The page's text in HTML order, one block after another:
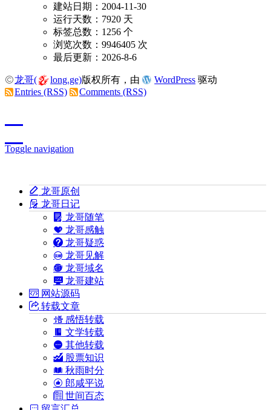
建站日期：2004-11-30
运行天数：7920 天
标签总数：1256 个
浏览次数：9946405 次
最后更新：2026-8-6
龙哥( long.ge)版权所有，由 WordPress 驱动
Entries (RSS)
Comments (RSS)
Toggle navigation
龙哥原创
龙哥日记
龙哥随笔
龙哥感触
龙哥疑惑
龙哥见解
龙哥域名
龙哥建站
网站源码
转载文章
感悟转载
文学转载
其他转载
股票知识
秋雨时分
郎咸平说
世间百态